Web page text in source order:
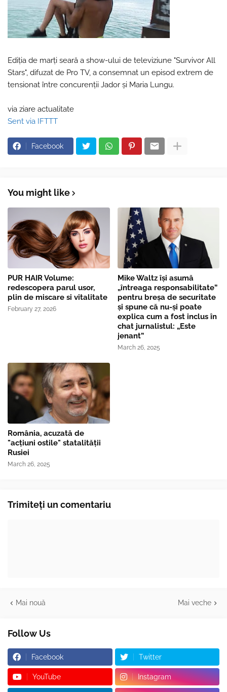
Ediția de marți seară a show-ului de televiziune "Survivor All
Stars", difuzat de Pro TV, a consemnat un episod extrem de
tensionat între concurenții Jador și Maria Lungu.
via ziare actualitate
Sent via IFTTT
Facebook
You might like
PUR HAIR Volume:
redescopera parul usor,
plin de miscare si vitalitate
February 27, 2026
Mike Waltz îşi asumă
„întreaga responsabilitate”
pentru breşa de securitate
și spune că nu-și poate
explica cum a fost inclus în
chat jurnalistul: „Este
jenant”
March 26, 2025
România, acuzată de
"acțiuni ostile" statalității
Rusiei
March 26, 2025
Trimiteți un comentariu
Mai nouă Mai veche
Follow Us
Facebook Twitter
YouTube Instagram